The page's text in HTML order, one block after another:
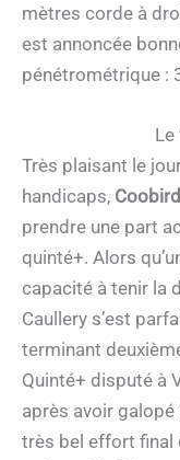
mètres corde à
est annoncée
pénétrométrique :
Très plaisant le
handicaps,
prendre une part
quinté+. Alors
capacité à tenir la
Caullery s’est
terminant
Quinté+ disputé à
après avoir galopé
très bel effort final